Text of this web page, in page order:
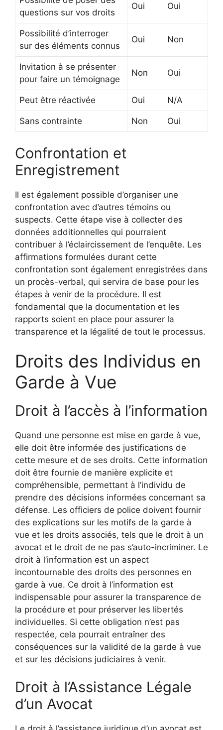
questions sur vos droits
Oui Oui
Possibilité d’interroger
sur des éléments connus
Oui Non
Invitation à se présenter
pour faire un témoignage
Non Oui
Peut être réactivée Oui N/A
Sans contrainte Non Oui
Confrontation et
Enregistrement
Il est également possible d’organiser une
confrontation avec d’autres témoins ou
suspects. Cette étape vise à collecter des
données additionnelles qui pourraient
contribuer à l’éclaircissement de l’enquête. Les
affirmations formulées durant cette
confrontation sont également enregistrées dans
un procès-verbal, qui servira de base pour les
étapes à venir de la procédure. Il est
fondamental que la documentation et les
rapports soient en place pour assurer la
transparence et la légalité de tout le processus.
Droits des Individus en
Garde à Vue
Droit à l’accès à l’information
Quand une personne est mise en garde à vue,
elle doit être informée des justifications de
cette mesure et de ses droits. Cette information
doit être fournie de manière explicite et
compréhensible, permettant à l’individu de
prendre des décisions informées concernant sa
défense. Les officiers de police doivent fournir
des explications sur les motifs de la garde à
vue et les droits associés, tels que le droit à un
avocat et le droit de ne pas s’auto-incriminer. Le
droit à l’information est un aspect
incontournable des droits des personnes en
garde à vue. Ce droit à l’information est
indispensable pour assurer la transparence de
la procédure et pour préserver les libertés
individuelles. Si cette obligation n’est pas
respectée, cela pourrait entraîner des
conséquences sur la validité de la garde à vue
et sur les décisions judiciaires à venir.
Droit à l’Assistance Légale
d’un Avocat